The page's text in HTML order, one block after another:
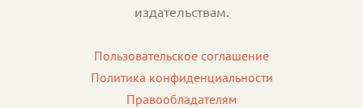
издательствам.
Пользовательское соглашение
Политика конфиденциальности
Правообладателям